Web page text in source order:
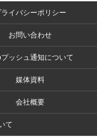
ライバシーポリシー
お問い合わせ
ッシュ通知について
媒体資料
会社概要
て